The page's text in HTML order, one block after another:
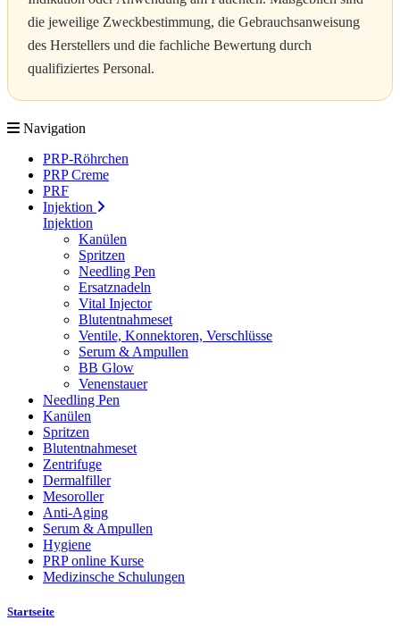
die jeweilige Zweckbestimmung, die Gebrauchsanweisung
des Herstellers und die fachliche Bewertung durch
qualifiziertes Personal.
Navigation
PRP-Röhrchen
PRP Creme
PRF
Injektion
Injektion
Kanülen
Spritzen
Needling Pen
Ersatznadeln
Vital Injector
Blutentnahmeset
Ventile, Konnektoren, Verschlüsse
Serum & Ampullen
BB Glow
Venenstauer
Needling Pen
Kanülen
Spritzen
Blutentnahmeset
Zentrifuge
Dermalfiller
Mesoroller
Anti-Aging
Serum & Ampullen
Hygiene
PRP online Kurse
Medizinsche Schulungen
Startseite